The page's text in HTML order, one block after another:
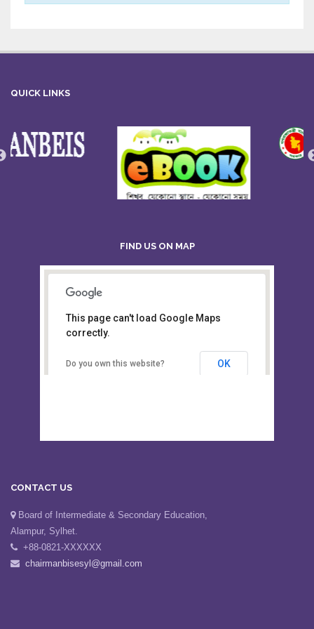
QUICK LINKS
FIND US ON MAP
Secondary Education, Alampur,
Sylhet
This page can't load Google Maps
Board of Intermediate & Secondary Education,
Alampur, Sylhet.
+88-0821-XXXXXX